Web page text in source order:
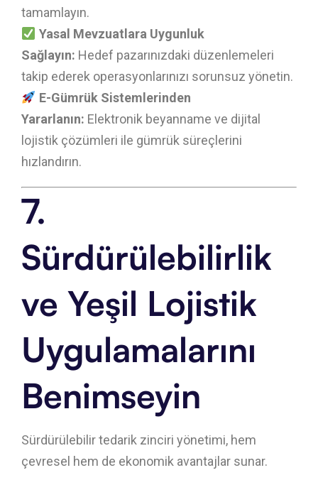
tamamlayın.
Yasal Mevzuatlara Uygunluk
Sağlayın: Hedef pazarınızdaki düzenlemeleri
takip ederek operasyonlarınızı sorunsuz yönetin.
E-Gümrük Sistemlerinden
Yararlanın: Elektronik beyanname ve dijital
lojistik çözümleri ile gümrük süreçlerini
hızlandırın.
7.
Sürdürülebilirlik
ve Yeşil Lojistik
Uygulamalarını
Benimseyin
Sürdürülebilir tedarik zinciri yönetimi, hem
çevresel hem de ekonomik avantajlar sunar.